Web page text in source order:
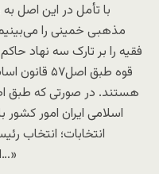
با تأمل در این اصل
مذهبی خمینی را
فقیه را بر تارک سه نهاد
قوه طبق
هستند. در صورتی که
اسلامی ایران امور کشور
انتخابات؛ انتخاب
اسلامی، اعضای شورا‌ها و نظایر این‌ها…»